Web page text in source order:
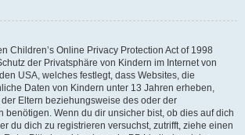
Children’s Online Privacy Protection Act of 1998
der Privatsphäre von Kindern im Internet von
USA, welches festlegt, dass Websites, die
Daten von Kindern unter 13 Jahren erheben,
Eltern beziehungsweise des oder der
benötigen. Wenn du dir unsicher bist, ob dies auf dich
du dich zu registrieren versuchst, zutrifft, ziehe einen